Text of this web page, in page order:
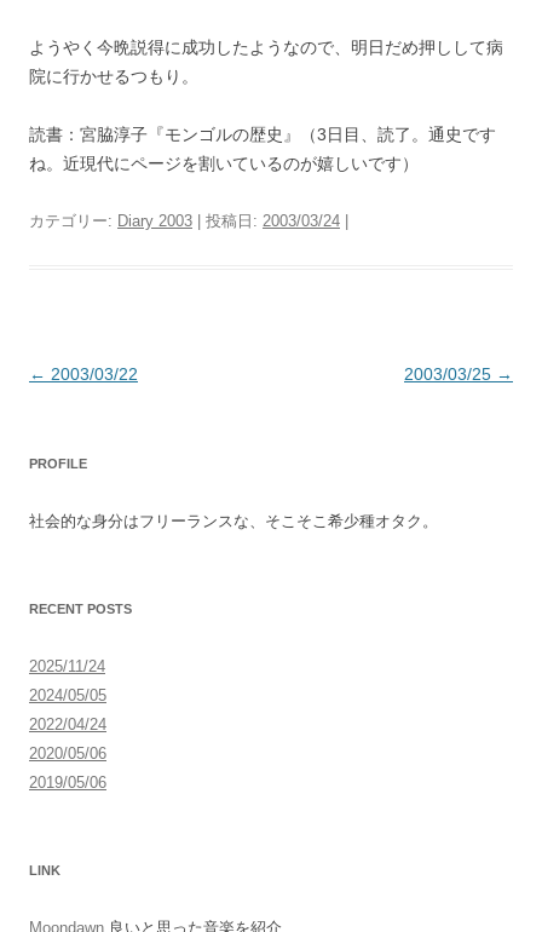
ようやく今晩説得に成功したようなので、明日だめ押しして病
院に行かせるつもり。
読書：宮脇淳子『モンゴルの歴史』（3日目、読了。通史です
ね。近現代にページを割いているのが嬉しいです）
カテゴリー: Diary 2003 | 投稿日: 2003/03/24
投
ゲ
ョ
← 2003/03/22 2003/03/25 →
PROFILE
社会的な身分はフリーランスな、そこそこ希少種オタク。
RECENT POSTS
2025/11/24
2024/05/05
2022/04/24
2020/05/06
2019/05/06
LINK
Moondawn 良いと思った音楽を紹介